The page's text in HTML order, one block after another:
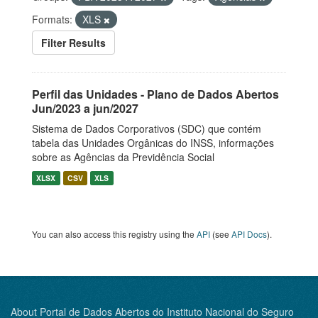
Formats:
XLS
Filter Results
Perfil das Unidades - Plano de Dados Abertos
Jun/2023 a jun/2027
Sistema de Dados Corporativos (SDC) que contém
tabela das Unidades Orgânicas do INSS, informações
sobre as Agências da Previdência Social
XLSX CSV XLS
You can also access this registry using the API (see API Docs).
About Portal de Dados Abertos do Instituto Nacional do Seguro